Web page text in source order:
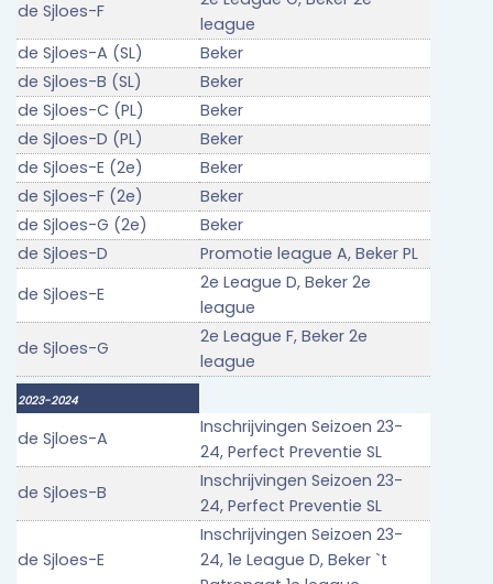
de Sjloes-F
league
de Sjloes-A (SL)
Beker
de Sjloes-B (SL)
Beker
de Sjloes-C (PL)
Beker
de Sjloes-D (PL)
Beker
de Sjloes-E (2e)
Beker
de Sjloes-F (2e)
Beker
de Sjloes-G (2e)
Beker
de Sjloes-D
Promotie league A, Beker PL
de Sjloes-E
2e League D, Beker 2e
league
de Sjloes-G
2e League F, Beker 2e
league
2023-2024
de Sjloes-A
Inschrijvingen Seizoen 23-
24, Perfect Preventie SL
de Sjloes-B
Inschrijvingen Seizoen 23-
24, Perfect Preventie SL
de Sjloes-E
Inschrijvingen Seizoen 23-
24, 1e League D, Beker `t